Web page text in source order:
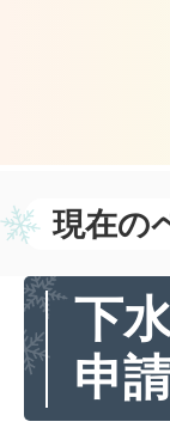
現在の
下
申